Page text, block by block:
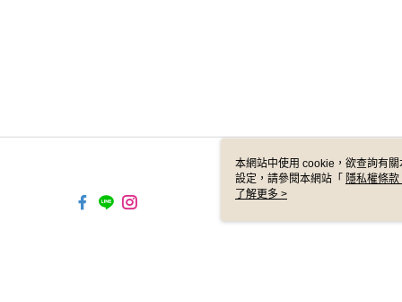
本網站中使用 cookie，欲查詢有
設定，請參閱本網站「 隱私權條款
使用 cookie。
了解更多 >